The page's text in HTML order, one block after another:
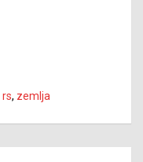
rs, zemlja